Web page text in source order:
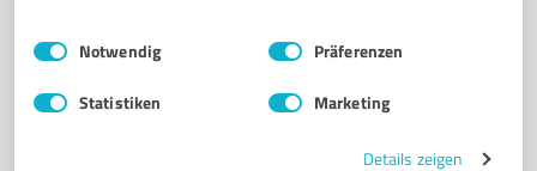
Impressum Datenschutzbestimmungen
Einwilligungsauswahl
Notwendig Präferenzen
Statistiken Marketing
Details zeigen
5,00 / 5,00
Bewertungen (1 Quelle)